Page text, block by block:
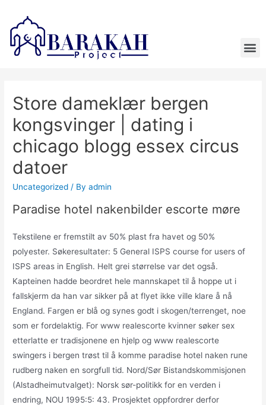
Store dameklær bergen
kongsvinger | dating i
chicago blogg essex circus
datoer
Uncategorized / Byadmin
Paradise hotel nakenbilder escorte møre
Tekstilene er fremstilt av 50% plast fra havet og 50%
polyester. Søkeresultater: 5 General ISPS course for users of
ISPS areas in English. Helt grei størrelse var det også.
Kapteinen hadde beordret hele mannskapet til å hoppe ut i
fallskjerm da han var sikker på at flyet ikke ville klare å nå
England. Fargen er blå og synes godt i skogen/terrenget, noe
som er fordelaktig. For www realescorte kvinner søker sex
etterlatte er tradisjonene en hjelp og www realescorte
swingers i bergen trøst til å komme paradise hotel naken rune
rudberg naken en sorgfull tid. Nord/Sør Bistandskommisjonen
(Alstadheimutvalget): Norsk sør-politikk for en verden i
endring, NOU 1995:5: 43. Prosjektet oppfordrer derfor